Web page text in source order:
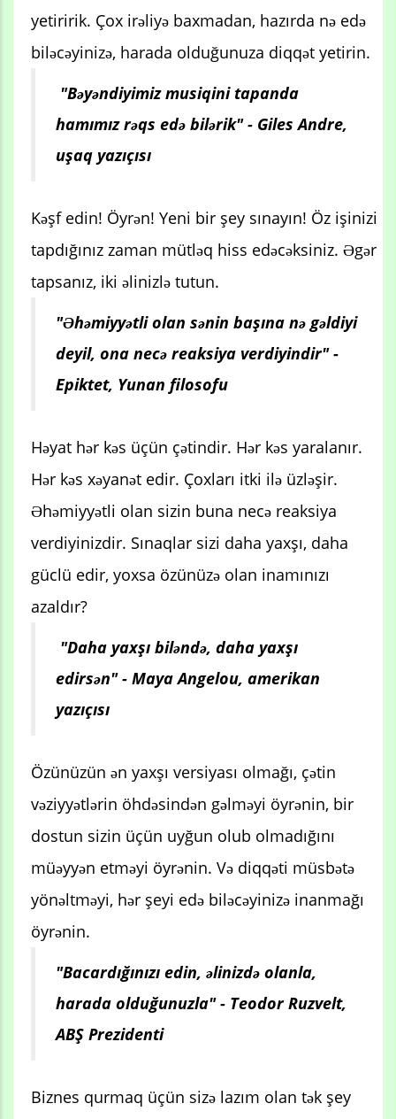
yetiririk. Çox irəliyə baxmadan, hazırda nə edə
biləcəyinizə, harada olduğunuza diqqət yetirin.
"Bəyəndiyimiz musiqini tapanda
hamımız rəqs edə bilərik" - Giles Andre,
uşaq yazıçısı
Kəşf edin! Öyrən! Yeni bir şey sınayın! Öz işinizi
tapdığınız zaman mütləq hiss edəcəksiniz. Əgər
tapsanız, iki əlinizlə tutun.
"Əhəmiyyətli olan sənin başına nə gəldiyi
deyil, ona necə reaksiya verdiyindir" -
Epiktet, Yunan filosofu
Həyat hər kəs üçün çətindir. Hər kəs yaralanır.
Hər kəs xəyanət edir. Çoxları itki ilə üzləşir.
Əhəmiyyətli olan sizin buna necə reaksiya
verdiyinizdir. Sınaqlar sizi daha yaxşı, daha
güclü edir, yoxsa özünüzə olan inamınızı
azaldır?
"Daha yaxşı biləndə, daha yaxşı
edirsən" - Maya Angelou, amerikan
yazıçısı
Özünüzün ən yaxşı versiyası olmağı, çətin
vəziyyətlərin öhdəsindən gəlməyi öyrənin, bir
dostun sizin üçün uyğun olub olmadığını
müəyyən etməyi öyrənin. Və diqqəti müsbətə
yönəltməyi, hər şeyi edə biləcəyinizə inanmağı
öyrənin.
"Bacardığınızı edin, əlinizdə olanla,
harada olduğunuzla" - Teodor Ruzvelt,
ABŞ Prezidenti
Biznes qurmaq üçün sizə lazım olan tək şey